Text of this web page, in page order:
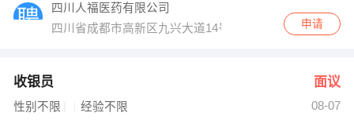
四川人福医药有限公司
四川省成都市高新区九兴大道14号凯乐国际5栋9楼
申请
收银员 面议
性别不限 经验不限
08-07